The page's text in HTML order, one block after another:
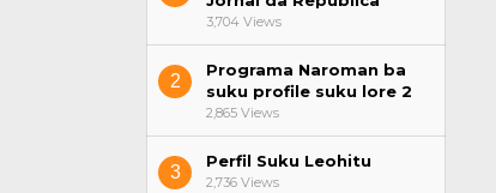
3,704 Views
2
Programa Naroman ba
suku profile suku lore 2
2,865 Views
3
Perfil Suku Leohitu
2,736 Views